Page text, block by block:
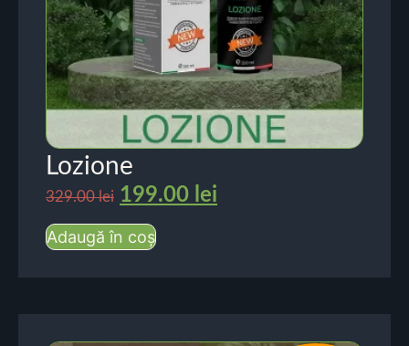
Lozione
329.00lei 199.00 lei
Adaugă în coș